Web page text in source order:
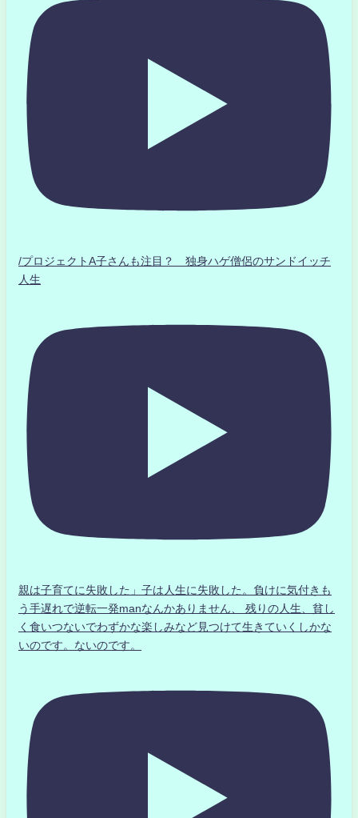
/プロジェクトA子さんも注目？ 独身ハゲ僧侶のサンドイッチ
人生
親は子育てに失敗した」子は人生に失敗した。負けに気付きも
う手遅れで逆転一発manなんかありません、 残りの人生、貧し
く食いつないでわずかな楽しみなど見つけて生きていくしかな
いのです。ないのです。